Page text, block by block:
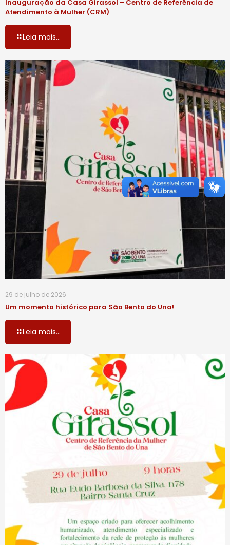
Inauguração da Casa Girassol – Centro de Referência de
Atendimento à Mulher (CRM)
Leia mais...
29 de julho de 2026
Um momento histórico para São Bento do Una!
Leia mais...